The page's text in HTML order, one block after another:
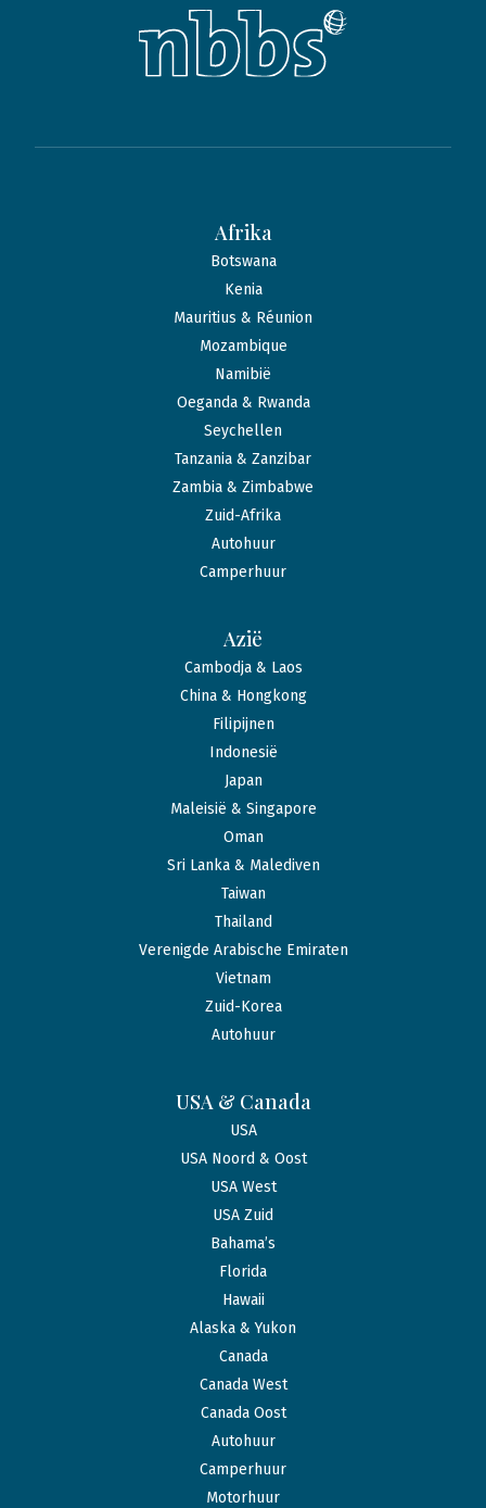
Afrika
Botswana
Kenia
Mauritius & Réunion
Mozambique
Namibië
Oeganda & Rwanda
Seychellen
Tanzania & Zanzibar
Zambia & Zimbabwe
Zuid-Afrika
Autohuur
Camperhuur
Azië
Cambodja & Laos
China & Hongkong
Filipijnen
Indonesië
Japan
Maleisië & Singapore
Oman
Sri Lanka & Malediven
Taiwan
Thailand
Verenigde Arabische Emiraten
Vietnam
Zuid-Korea
Autohuur
USA & Canada
USA
USA Noord & Oost
USA West
USA Zuid
Bahama’s
Florida
Hawaii
Alaska & Yukon
Canada
Canada West
Canada Oost
Autohuur
Camperhuur
Motorhuur